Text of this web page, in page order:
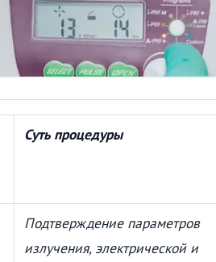
Суть процедуры
Подтверждение параметров
излучения, электрической и